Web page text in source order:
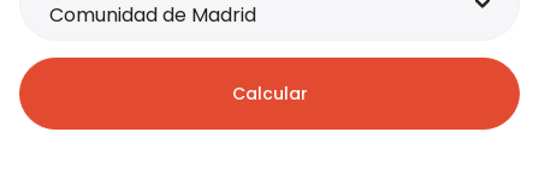
Comunidad de Madrid
Calcular